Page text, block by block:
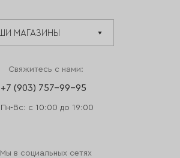
Свяжитесь с нами:
+7 (903) 757-99-95
Пн-Вс: с 10:00 до 19:00
Мы в социальных сетях